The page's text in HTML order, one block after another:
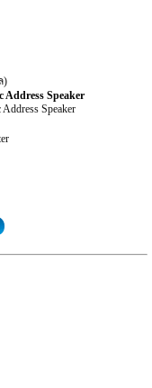
)
Address Speaker
Speaker